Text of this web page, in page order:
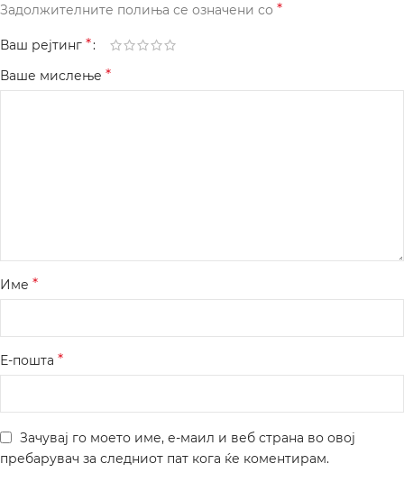
Задолжителните полиња се означени со *
Ваш рејтинг *
Ваше мислење *
Име *
Е-пошта *
Зачувај го моето име, е-маил и веб страна во овој
пребарувач за следниот пат кога ќе коментирам.